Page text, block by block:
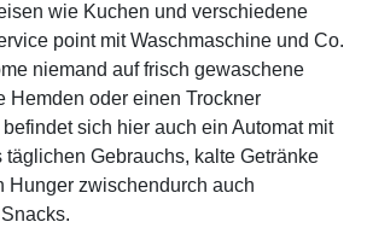
wie Kuchen und verschiedene
point mit Waschmaschine und Co.
niemand auf frisch gewaschene
Hemden oder einen Trockner
sich hier auch ein Automat mit
Gebrauchs, kalte Getränke
Hunger zwischendurch auch